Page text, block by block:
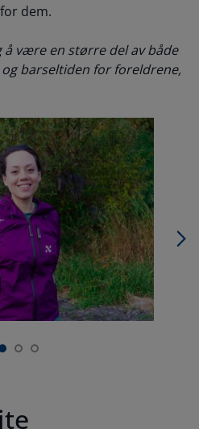
dem.
være en større del av både
barseltiden for foreldrene,